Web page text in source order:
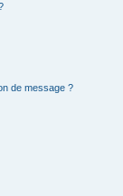
de message ?